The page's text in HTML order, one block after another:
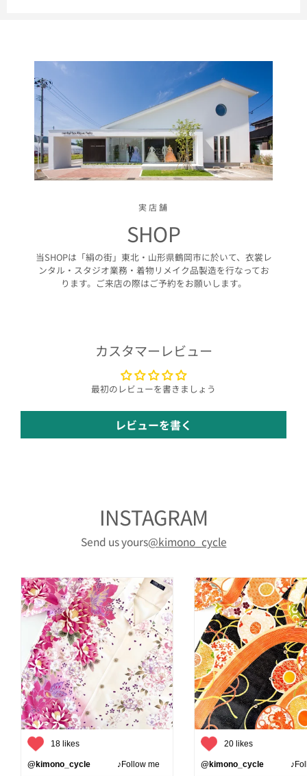
実店舗
SHOP
当SHOPは「絹の街」東北・山形県鶴岡市に於いて、衣裳レ
ンタル・スタジオ業務・着物リメイク品製造を行なってお
ります。ご来店の際はご予約をお願いします。
カスタマーレビュー
最初のレビューを書きましょう
レビューを書く
INSTAGRAM
Send us yours@kimono_cycle
18 likes
@kimono_cycle ♪Follow me
20 likes
@kimono_cycle